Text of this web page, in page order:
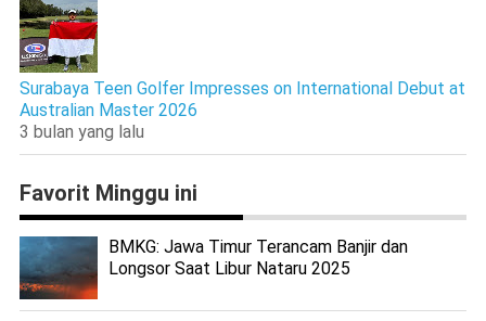
Surabaya Teen Golfer Impresses on International Debut at
Australian Master 2026
3 bulan yang lalu
Favorit Minggu ini
BMKG: Jawa Timur Terancam Banjir dan
Longsor Saat Libur Nataru 2025